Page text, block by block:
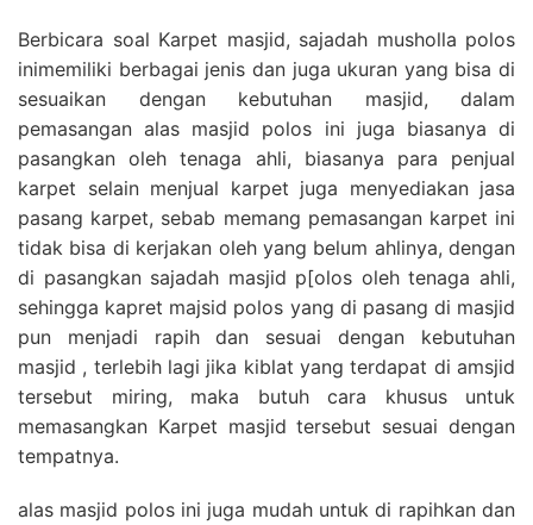
Berbicara soal Karpet masjid, sajadah musholla polos
inimemiliki berbagai jenis dan juga ukuran yang bisa di
sesuaikan dengan kebutuhan masjid, dalam
pemasangan alas masjid polos ini juga biasanya di
pasangkan oleh tenaga ahli, biasanya para penjual
karpet selain menjual karpet juga menyediakan jasa
pasang karpet, sebab memang pemasangan karpet ini
tidak bisa di kerjakan oleh yang belum ahlinya, dengan
di pasangkan sajadah masjid p[olos oleh tenaga ahli,
sehingga kapret majsid polos yang di pasang di masjid
pun menjadi rapih dan sesuai dengan kebutuhan
masjid , terlebih lagi jika kiblat yang terdapat di amsjid
tersebut miring, maka butuh cara khusus untuk
memasangkan Karpet masjid tersebut sesuai dengan
tempatnya.
alas masjid polos ini juga mudah untuk di rapihkan dan